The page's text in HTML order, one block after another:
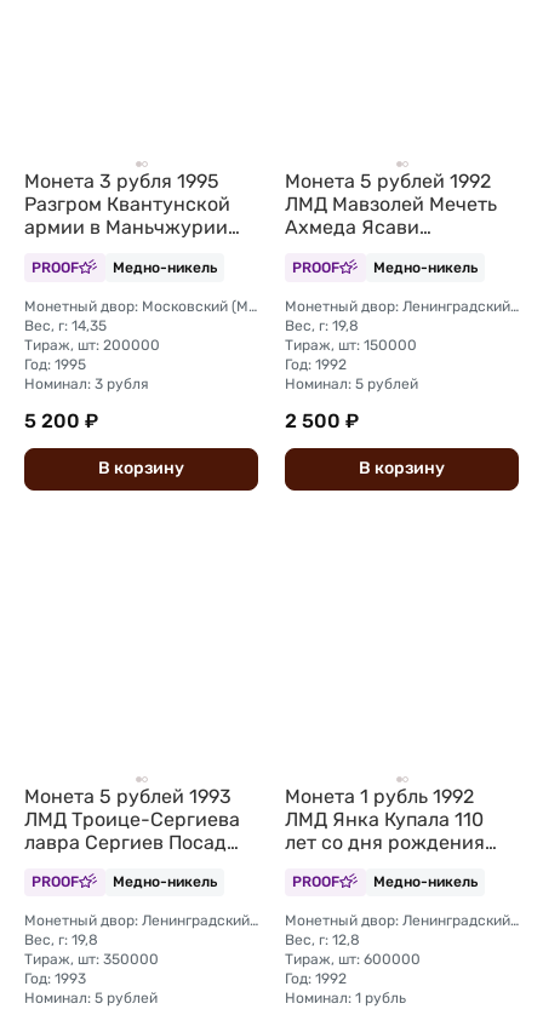
Монета 3 рубля 1995
Разгром Квантунской
армии в Маньчжурии
PROOF Медно-никель
Монетный двор: Московский (ММД)
Вес, г: 14,35
Тираж, шт: 200000
Год: 1995
Номинал: 3 рубля
5 200 ₽
В корзину
Монета 5 рублей 1992
ЛМД Мавзолей Мечеть
Ахмеда Ясави
(запайка)
PROOF Медно-никель
Монетный двор: Ленинградский (ЛМД)
Вес, г: 19,8
Тираж, шт: 150000
Год: 1992
Номинал: 5 рублей
2 500 ₽
В корзину
Монета 5 рублей 1993
ЛМД Троице-Сергиева
лавра Сергиев Посад
PROOF Медно-никель
Монетный двор: Ленинградский (ЛМД)
Вес, г: 19,8
Тираж, шт: 350000
Год: 1993
Номинал: 5 рублей
Монета 1 рубль 1992
ЛМД Янка Купала 110
лет со дня рождения
PROOF Медно-никель
Монетный двор: Ленинградский (ЛМД)
Вес, г: 12,8
Тираж, шт: 600000
Год: 1992
Номинал: 1 рубль